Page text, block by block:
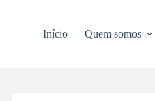
Início Quem somos